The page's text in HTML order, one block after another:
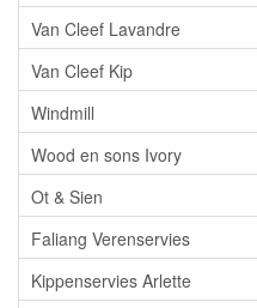
Van Cleef Lavandre
Van Cleef Kip
Windmill
Wood en sons Ivory
Ot & Sien
Faliang Verenservies
Kippenservies Arlette